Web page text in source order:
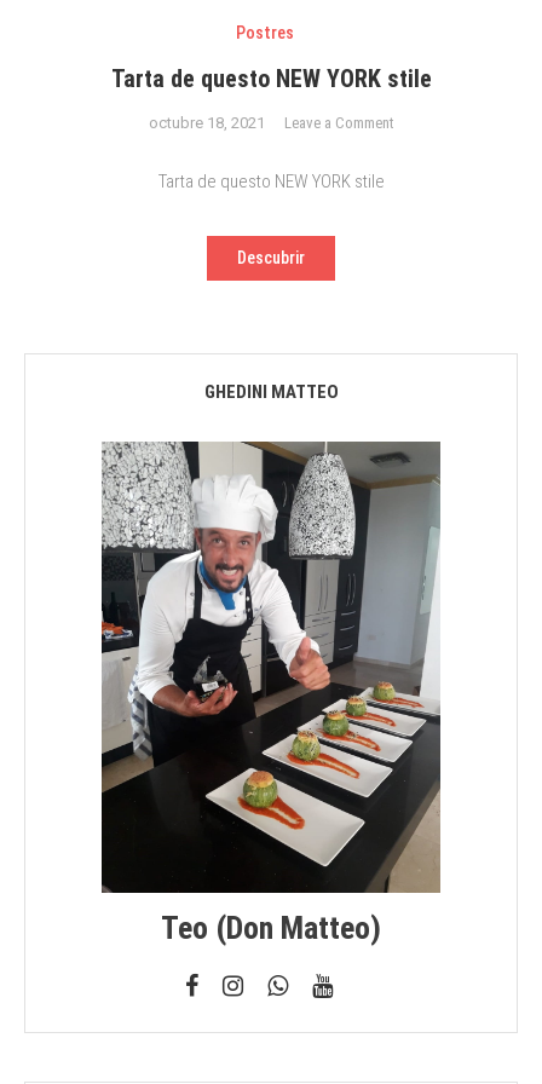
Postres
Tarta de questo NEW YORK stile
octubre 18, 2021 Leave a Commenton
Tarta de questo NEW YORK stile
Descubrir
GHEDINI MATTEO
Teo (don Matteo)